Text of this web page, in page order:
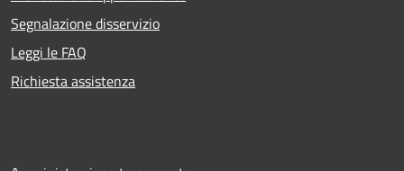
Segnalazione disservizio
Leggi le FAQ
Richiesta assistenza